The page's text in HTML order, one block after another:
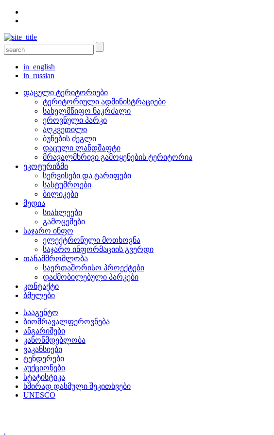
in_english
in_russian
დაცული ტერიტორიები
ტერიტორიული ადმინისტრაციები
სახელმწიფო ნაკრძალი
ეროვნული პარკი
აღკვეთილი
ბუნების ძეგლი
დაცული ლანდშაფტი
მრავალმხრივი გამოყენების ტერიტორია
ეკოტურიზმი
სერვისები და ტარიფები
სასტუმროები
ბილიკები
მედია
სიახლეები
გამოცემები
საჯარო ინფო
ელექტრონული მოთხოვნა
საჯარო ინფორმაციის გვერდი
თანამშრომლობა
საერთაშორისო პროექტები
დაძმობილებული პარკები
კონტაქტი
ბმულები
სააგენტო
ბიომრავალფეროვნება
ანგარიშები
კანონმდებლობა
ვაკანსიები
ტენდერები
აუქციონები
სტატისტიკა
ხშირად დასმული შეკითხვები
UNESCO